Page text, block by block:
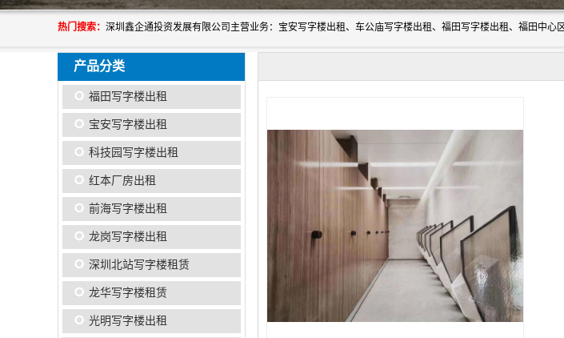
热门搜索：
产品分类
福田写字楼出租
宝安写字楼出租
科技园写字楼出租
红本厂房出租
前海写字楼出租
龙岗写字楼出租
深圳北站写字楼租赁
龙华写字楼租赁
光明写字楼出租